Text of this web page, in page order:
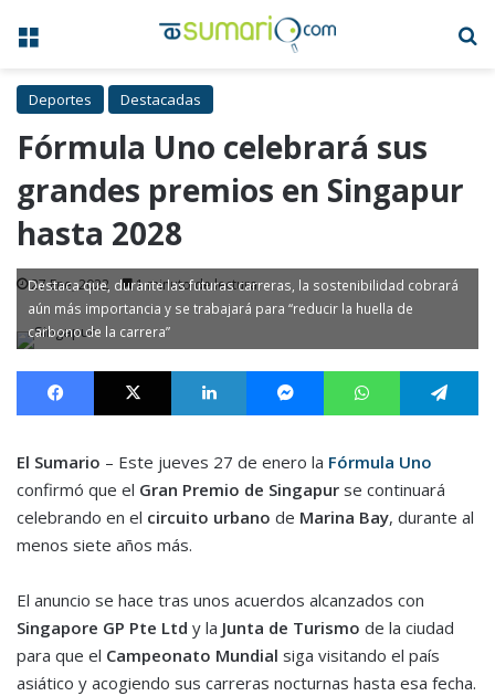
Menú
Deportes Destacadas
Fórmula Uno celebrará sus
grandes premios en Singapur
hasta 2028
27 Ene, 2022 1 minuto de lectura
Destaca que, durante las futuras carreras, la sostenibilidad cobrará
aún más importancia y se trabajará para “reducir la huella de
carbono de la carrera”
Facebook X LinkedIn MessengerWhatsApp
El Sumario – Este jueves 27 de enero la Fórmula Uno
confirmó que el Gran Premio de Singapur se continuará
celebrando en el circuito urbano de Marina Bay, durante al
menos siete años más.
El anuncio se hace tras unos acuerdos alcanzados con
Singapore GP Pte Ltd y la Junta de Turismo de la ciudad
para que el Campeonato Mundial siga visitando el país
asiático y acogiendo sus carreras nocturnas hasta esa fecha.